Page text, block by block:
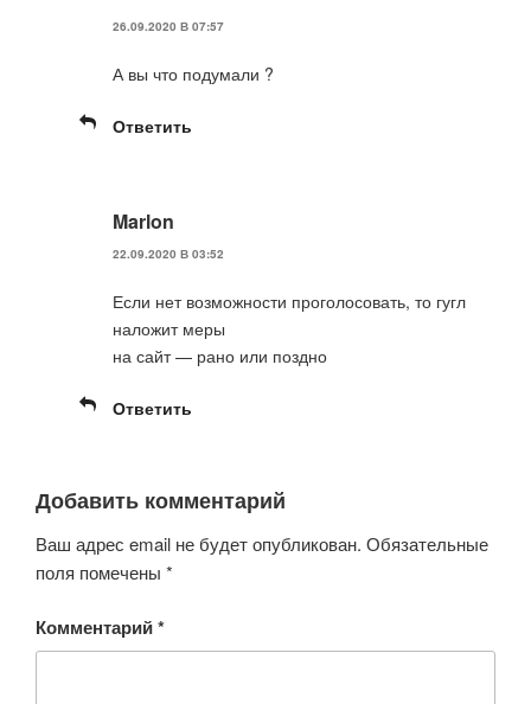
26.09.2020 В 07:57
А вы что подумали ?
Ответить
Marlon
22.09.2020 В 03:52
Если нет возможности проголосовать, то гугл
наложит меры
на сайт — рано или поздно
Ответить
Добавить комментарий
Ваш адрес email не будет опубликован. Обязательные
поля помечены *
Комментарий*